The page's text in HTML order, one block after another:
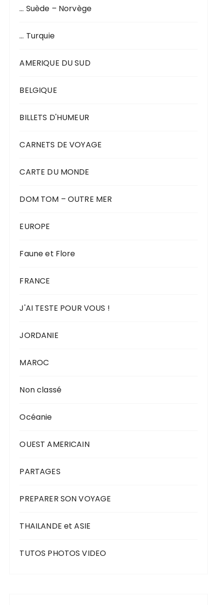
… Suède – Norvège
… Turquie
AMERIQUE DU SUD
BELGIQUE
BILLETS D'HUMEUR
CARNETS DE VOYAGE
CARTE DU MONDE
DOM TOM – OUTRE MER
EUROPE
Faune et Flore
FRANCE
J'AI TESTE POUR VOUS !
JORDANIE
MAROC
Non classé
Océanie
OUEST AMERICAIN
PARTAGES
PREPARER SON VOYAGE
THAILANDE et ASIE
TUTOS PHOTOS VIDEO